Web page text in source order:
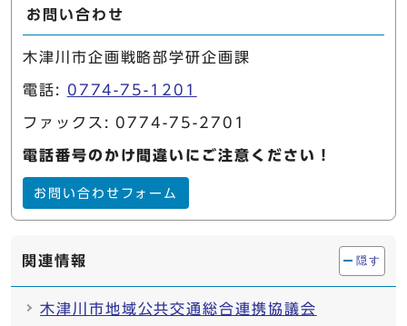
お問い合わせ
木津川市企画戦略部学研企画課
電話: 0774-75-1201
ファックス: 0774-75-2701
電話番号のかけ間違いにご注意ください！
お問い合わせフォーム
関連情報 隠す
木津川市地域公共交通総合連携協議会